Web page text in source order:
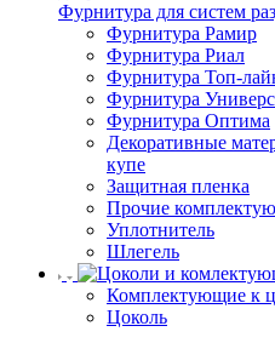
Фурнитура для систем
Фурнитура Рамир
Фурнитура Риал
Фурнитура Топ-
Фурнитура
Фурнитура Оптима
Декоративные
купе
Защитная пленка
Прочие
Уплотнитель
Шлегель
Комплектующие к
Цоколь